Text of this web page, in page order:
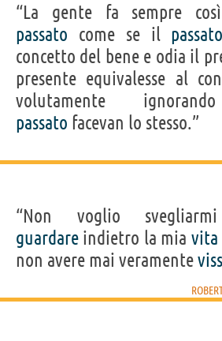
“La gente fa sempre
passato come se il passato
concetto del bene e odia il
presente equivalesse al
volutamente
passato facevan lo stesso.”
“Non voglio
guardare indietro la mia vita
non avere mai veramente